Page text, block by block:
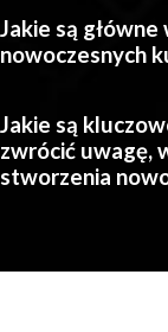
Jakie są
nowoczesnych
Jakie są
zwrócić uwagę,
stworzenia